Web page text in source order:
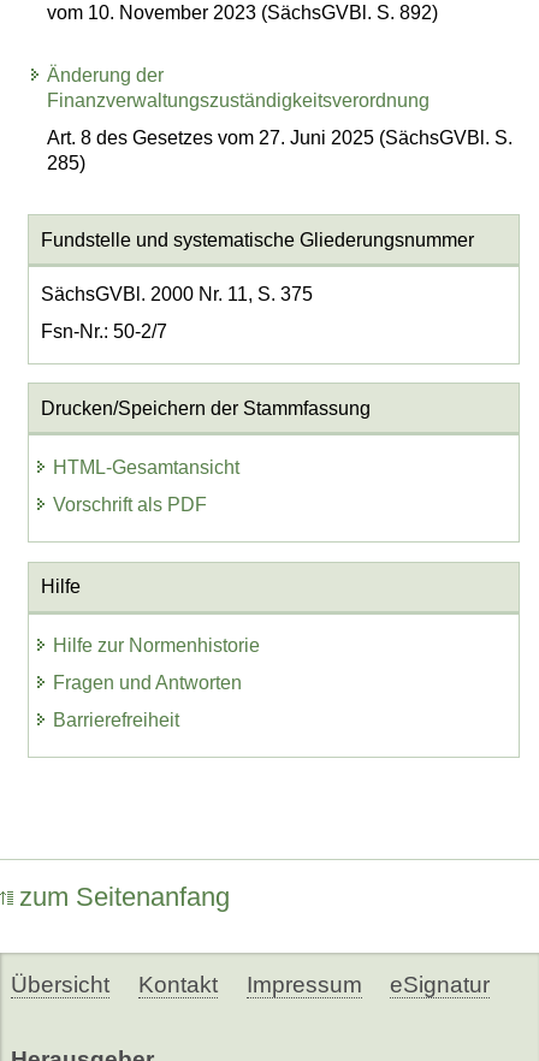
vom 10. November 2023 (SächsGVBl. S. 892)
Änderung der
Finanzverwaltungszuständigkeitsverordnung
Art. 8 des Gesetzes vom 27. Juni 2025 (SächsGVBl. S.
285)
Fundstelle und systematische Gliederungsnummer
SächsGVBl. 2000 Nr. 11, S. 375
Fsn-Nr.: 50-2/7
Drucken/Speichern der Stammfassung
HTML-Gesamtansicht
Vorschrift als PDF
Hilfe
Hilfe zur Normenhistorie
Fragen und Antworten
Barrierefreiheit
zum Seitenanfang
Übersicht Kontakt Impressum eSignatur